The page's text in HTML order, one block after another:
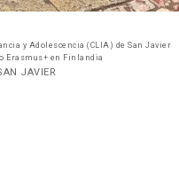
y Adolescencia (CLIA) de San Javier
Erasmus+ en Finlandia
JAVIER